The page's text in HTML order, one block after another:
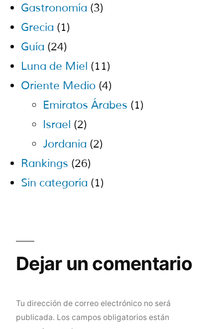
Gastronomía (3)
Grecia (1)
Guía (24)
Luna de Miel (11)
Oriente Medio (4)
Emiratos Árabes (1)
Israel (2)
Jordania (2)
Rankings (26)
Sin categoría (1)
Dejar un comentario
Tu dirección de correo electrónico no será
publicada. Los campos obligatorios están